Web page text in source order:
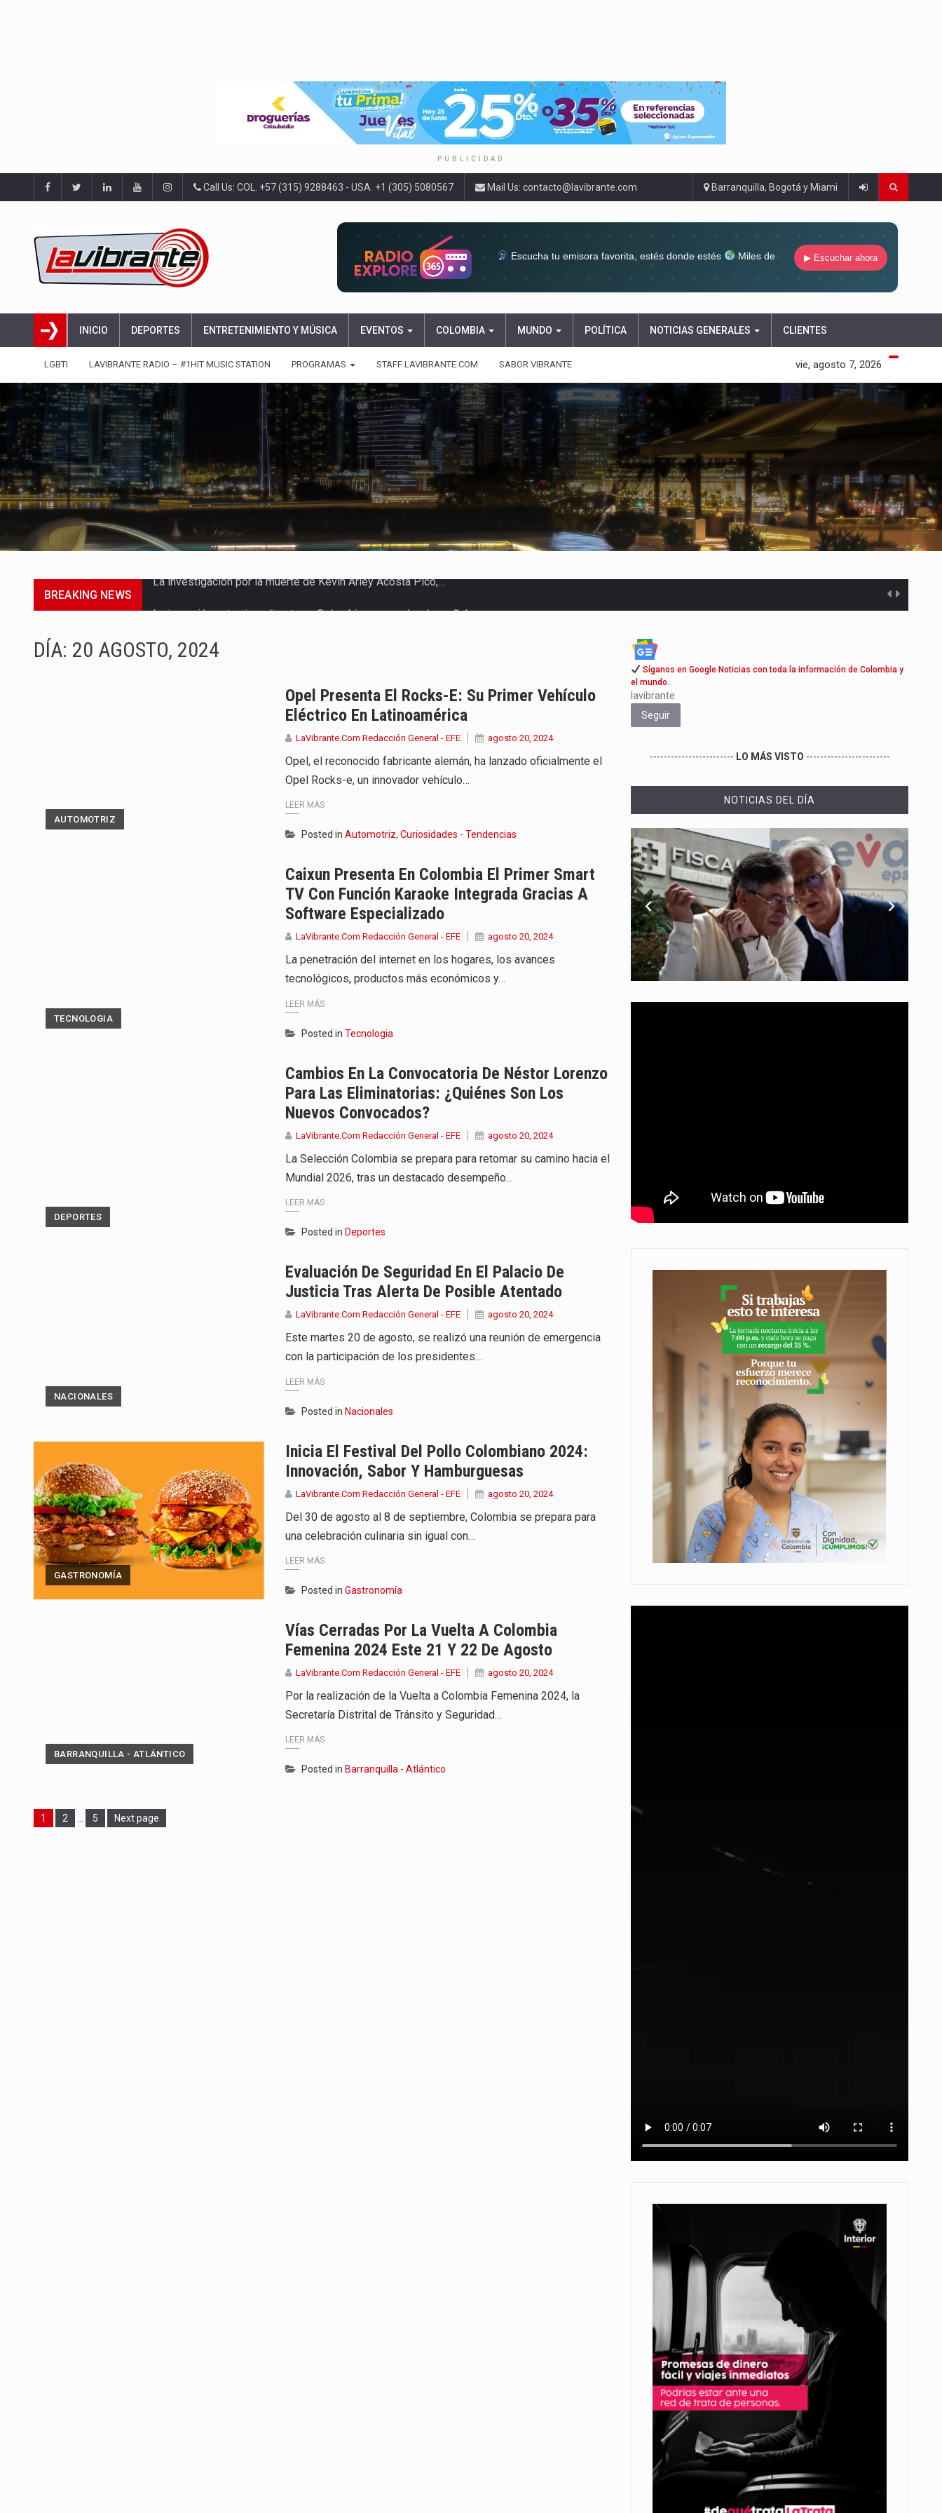
PUBLICIDAD
Call Us: COL. +57 (315) 9288463 - USA. +1 (305) 5080567 Mail Us: contacto@lavibrante.com Barranquilla, Bogotá y Miami
Escucha tu emisora favorita, estés donde estés
Miles de
▶ Escuchar ahora
INICIO DEPORTES ENTRETENIMIENTO Y MÚSICA EVENTOS COLOMBIA MUNDO POLÍTICA NOTICIAS GENERALES CLIENTES
LGBTI LAVIBRANTE RADIO – #1HIT MUSIC STATION PROGRAMAS STAFF LAVIBRANTE.COM SABOR VIBRANTE vie, agosto 7, 2026
BREAKING NEWS
Barranquilla ya está lista para convertirse, el próximo 16 de…
A pocas horas del cambio de gobierno, el equipo de…
La Alcaldía de Barranquilla puso en marcha un amplio plan…
Si eres un trader que prefiere lidiar con condiciones de…
Saber cómo borrar el historial de operaciones en MT4 es…
La investigación por la muerte de Kevin Arley Acosta Pico,…
DÍA: 20 AGOSTO, 2024
AUTOMOTRIZ
Opel Presenta El Rocks-E: Su Primer Vehículo
Eléctrico En Latinoamérica
LaVibrante.Com Redacción General - EFE agosto 20, 2024
Opel, el reconocido fabricante alemán, ha lanzado oficialmente el
Opel Rocks-e, un innovador vehículo…
LEER MÁS
Posted in Automotriz, Curiosidades - Tendencias
TECNOLOGIA
Caixun Presenta En Colombia El Primer Smart
TV Con Función Karaoke Integrada Gracias A
Software Especializado
LaVibrante.Com Redacción General - EFE agosto 20, 2024
La penetración del internet en los hogares, los avances
tecnológicos, productos más económicos y…
LEER MÁS
Posted in Tecnologia
DEPORTES
Cambios En La Convocatoria De Néstor Lorenzo
Para Las Eliminatorias: ¿Quiénes Son Los
Nuevos Convocados?
LaVibrante.Com Redacción General - EFE agosto 20, 2024
La Selección Colombia se prepara para retomar su camino hacia el
Mundial 2026, tras un destacado desempeño…
LEER MÁS
Posted in Deportes
NACIONALES
Evaluación De Seguridad En El Palacio De
Justicia Tras Alerta De Posible Atentado
LaVibrante.Com Redacción General - EFE agosto 20, 2024
Este martes 20 de agosto, se realizó una reunión de emergencia
con la participación de los presidentes…
LEER MÁS
Posted in Nacionales
GASTRONOMÍA
Inicia El Festival Del Pollo Colombiano 2024:
Innovación, Sabor Y Hamburguesas
LaVibrante.Com Redacción General - EFE agosto 20, 2024
Del 30 de agosto al 8 de septiembre, Colombia se prepara para
una celebración culinaria sin igual con…
LEER MÁS
Posted in Gastronomía
BARRANQUILLA - ATLÁNTICO
Vías Cerradas Por La Vuelta A Colombia
Femenina 2024 Este 21 Y 22 De Agosto
LaVibrante.Com Redacción General - EFE agosto 20, 2024
Por la realización de la Vuelta a Colombia Femenina 2024, la
Secretaría Distrital de Tránsito y Seguridad…
LEER MÁS
Posted in Barranquilla - Atlántico
Page
1 Page
2 … Page
5 Next page
Síganos en Google Noticias con toda la información de Colombia y
el mundo.
lavibrante
Seguir
------------------------ LO MÁS VISTO ------------------------
NOTICIAS DEL DÍA